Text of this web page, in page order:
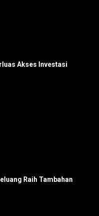
Akses Investasi
Raih Tambahan